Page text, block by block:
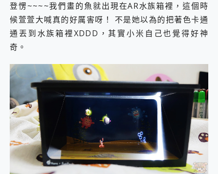
登愣~~~~我們畫的魚就出現在AR水族箱裡，這個時
候萱萱大喊真的好厲害呀！ 不是她以為的把著色卡通
通丟到水族箱裡XDDD，其實小米自己也覺得好神
奇。